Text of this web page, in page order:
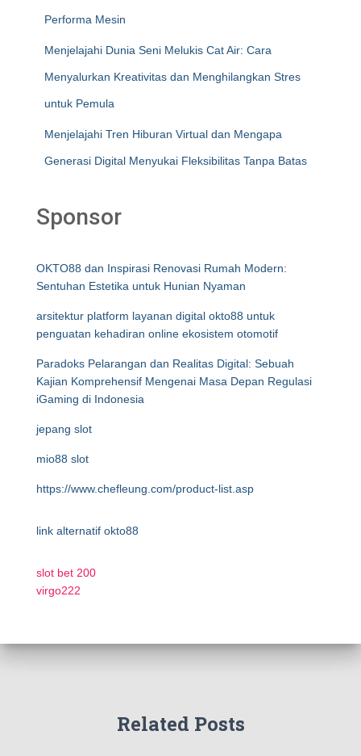
Performa Mesin
Menjelajahi Dunia Seni Melukis Cat Air: Cara
Menyalurkan Kreativitas dan Menghilangkan Stres
untuk Pemula
Menjelajahi Tren Hiburan Virtual dan Mengapa
Generasi Digital Menyukai Fleksibilitas Tanpa Batas
Sponsor
OKTO88 dan Inspirasi Renovasi Rumah Modern:
Sentuhan Estetika untuk Hunian Nyaman
arsitektur platform layanan digital okto88 untuk
penguatan kehadiran online ekosistem otomotif
Paradoks Pelarangan dan Realitas Digital: Sebuah
Kajian Komprehensif Mengenai Masa Depan Regulasi
iGaming di Indonesia
jepang slot
mio88 slot
https://www.chefleung.com/product-list.asp
link alternatif okto88
slot bet 200
virgo222
Related Posts